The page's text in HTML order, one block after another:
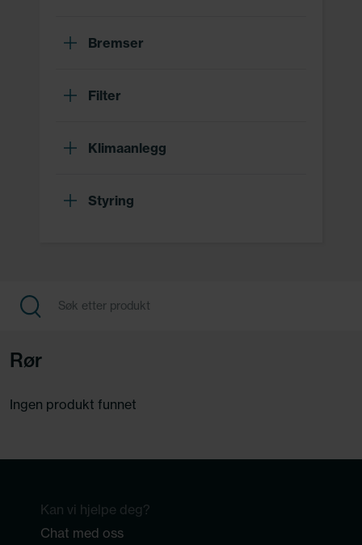
Bremser
Filter
Klimaanlegg
Styring
Rør
Ingen produkt funnet
Kan vi hjelpe deg?
Chat med oss